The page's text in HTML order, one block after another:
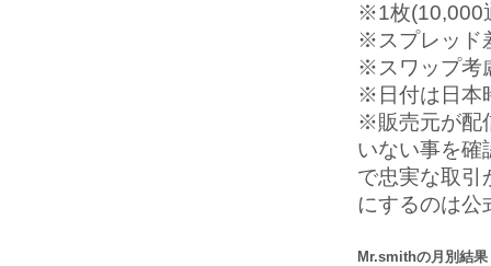
※1枚(10,000
※スプレッド
※スワップ考
※日付は日本
※販売元が配
いない事を確
で忠実な取引
にするのは公
Mr.smithの月別結果